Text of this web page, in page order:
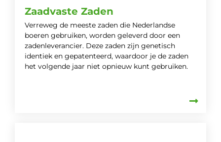
Zaadvaste Zaden
Verreweg de meeste zaden die Nederlandse
boeren gebruiken, worden geleverd door een
zadenleverancier. Deze zaden zijn genetisch
identiek en gepatenteerd, waardoor je de zaden
het volgende jaar niet opnieuw kunt gebruiken.